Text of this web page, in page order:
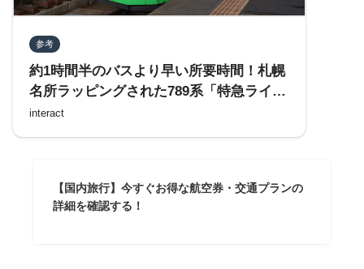
参考
約1時間半のバスより早い所要時間！札幌
名所ラッピングされた789系「特急ライラ
ック」で旭川駅から札幌へ行く
interact
【国内旅行】今すぐお得な航空券・交通プランの
詳細を確認する！